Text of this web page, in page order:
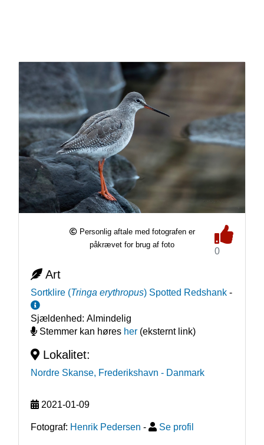
Personlig aftale med fotografen er
påkrævet for brug af foto
0
Art
Sortklire (Tringa erythropus) Spotted Redshank -
Sjældenhed: Almindelig
Stemmer kan høres her(eksternt link)
Lokalitet:
Nordre Skanse, Frederikshavn - Danmark
2021-01-09
Fotograf: Henrik Pedersen - Se profil